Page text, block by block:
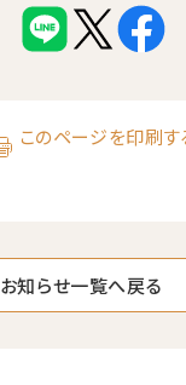
このページを印刷す
お知らせ一覧へ戻る